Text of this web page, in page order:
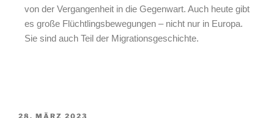
von der Vergangenheit in die Gegenwart. Auch heute gibt
es große Flüchtlingsbewegungen – nicht nur in Europa.
Sie sind auch Teil der Migrationsgeschichte.